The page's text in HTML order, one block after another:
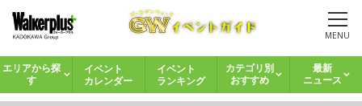
MENU
エリアから探
す
イベント
カレンダー
イベント
ランキング
カテゴリ別
おすすめ
最新
ニュース